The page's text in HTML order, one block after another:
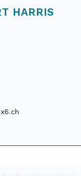
HARRIS